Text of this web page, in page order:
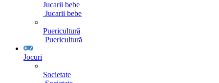
Jucarii bebe
Jucarii bebe
Puericultură
Puericultură
Jocuri
Societate